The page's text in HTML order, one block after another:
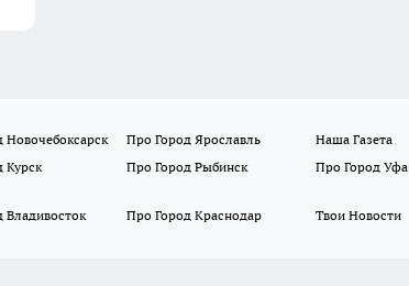
Новочебоксарск Про Город Ярославль Наша Газета
Курск Про Город Рыбинск Про Город Уфа
Владивосток Про Город Краснодар Твои Новости